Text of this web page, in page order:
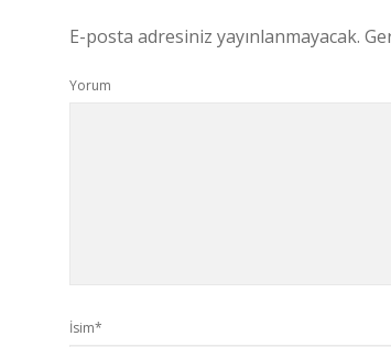
E-posta adresiniz yayınlanmayacak.
Yorum
İsim*